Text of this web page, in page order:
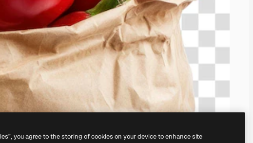
you agree to the storing of cookies on your device to enhance site